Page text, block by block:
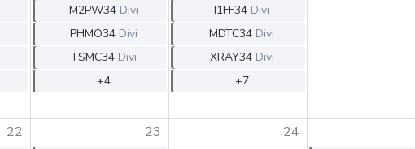
M2PW34 Divi
PHMO34 Divi
TSMC34 Divi
+4
I1FF34 Divi
MDTC34 Divi
XRAY34 Divi
+7
22 23 24